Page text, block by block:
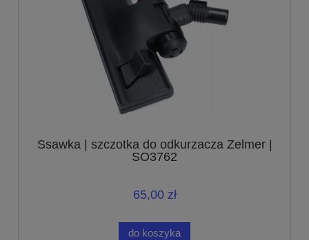
Ssawka | szczotka do odkurzacza Zelmer |
SO3762
65,00 zł
do koszyka